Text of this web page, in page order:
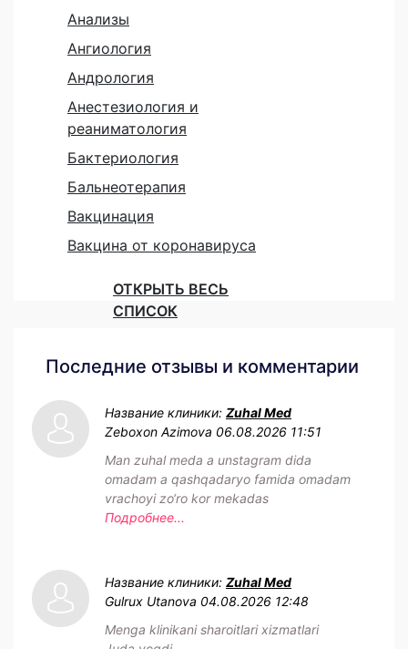
Анализы
Ангиология
Андрология
Анестезиология и
реаниматология
Бактериология
Бальнеотерапия
Вакцинация
Вакцина от коронавируса
ОТКРЫТЬ ВЕСЬ
СПИСОК
Последние отзывы и комментарии
Название клиники: Zuhal Med
Zeboxon Azimova 06.08.2026 11:51
Man zuhal meda a unstagram dida
omadam a qashqadaryo famida omadam
vrachoyi zo‘ro kor mekadas
Подробнее...
Название клиники: Zuhal Med
Gulrux Utanova 04.08.2026 12:48
Menga klinikani sharoitlari xizmatlari